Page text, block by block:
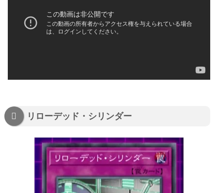
リローデッド・シリンダー